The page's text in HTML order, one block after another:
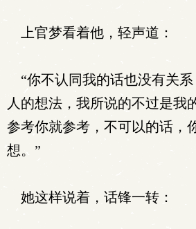
上官梦看着他，轻声道：
“你不认同我的话也没有关系
人的想法，我所说的不过是我
参考你就参考，不可以的话，
想。”
她这样说着，话锋一转：